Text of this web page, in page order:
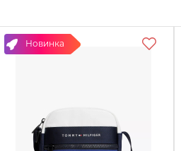
Новинка